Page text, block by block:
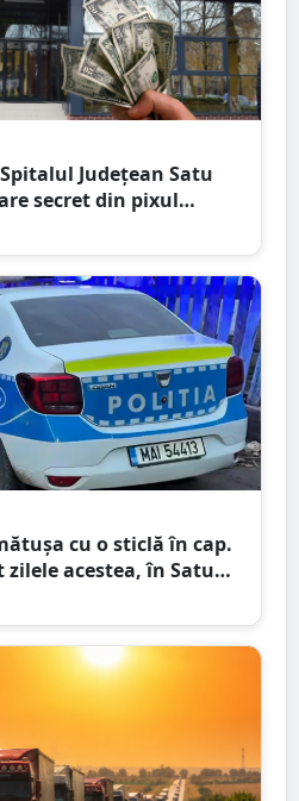
Județean Satu
secret din pixul
cu o sticlă în cap.
acestea, în Satu